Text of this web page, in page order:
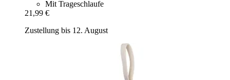
Mit Trageschlaufe
21,99 €
Zustellung bis 12. August